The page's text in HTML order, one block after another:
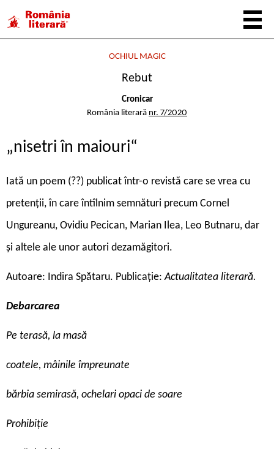
OCHIUL MAGIC
Rebut
Cronicar
România literară nr. 7/2020
„nisetri în maiouri“
Iată un poem (??) publicat într-o revistă care se vrea cu
pretenții, în care întîlnim semnături precum Cornel
Ungureanu, Ovidiu Pecican, Marian Ilea, Leo Butnaru, dar
și altele ale unor autori dezamăgitori.
Autoare: Indira Spătaru. Publicație:Actualitatea literară.
Debarcarea
Pe terasă, la masă
coatele, mâinile împreunate
bărbia semirasă, ochelari opaci de soare
Prohibiție